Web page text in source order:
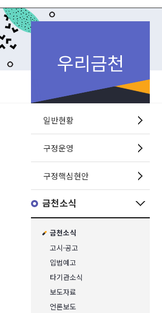
우리금천
일반현황
구정운영
구정핵심현안
금천소식
금천소식
고시·공고
입법예고
타기관소식
보도자료
언론보도